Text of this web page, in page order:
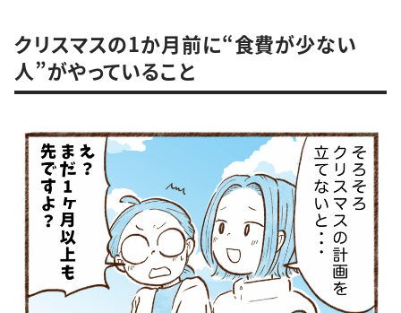
クリスマスの1か月前に“食費が少ない
人”がやっていること